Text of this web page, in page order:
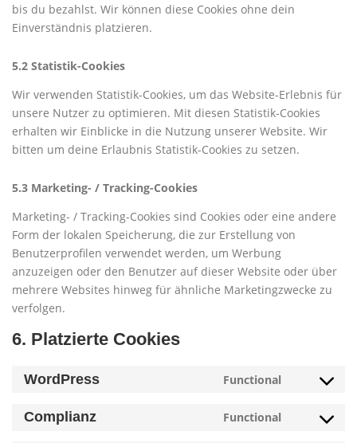
bis du bezahlst. Wir können diese Cookies ohne dein
Einverständnis platzieren.
5.2 Statistik-Cookies
Wir verwenden Statistik-Cookies, um das Website-Erlebnis für
unsere Nutzer zu optimieren. Mit diesen Statistik-Cookies
erhalten wir Einblicke in die Nutzung unserer Website. Wir
bitten um deine Erlaubnis Statistik-Cookies zu setzen.
5.3 Marketing- / Tracking-Cookies
Marketing- / Tracking-Cookies sind Cookies oder eine andere
Form der lokalen Speicherung, die zur Erstellung von
Benutzerprofilen verwendet werden, um Werbung
anzuzeigen oder den Benutzer auf dieser Website oder über
mehrere Websites hinweg für ähnliche Marketingzwecke zu
verfolgen.
6. Platzierte Cookies
WordPress Functional
Consent
service
Complianz Functional
Consent